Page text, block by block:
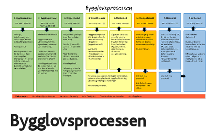
Bygglovsprocessen